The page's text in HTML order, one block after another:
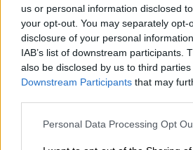
us or personal information disclosed
your opt-out. You may separately opt-
disclosure of your personal
IAB’s list of downstream participants.
also be disclosed by us to third
Downstream Participants that may
Personal Data Processing Opt
Τραγωδία στην Πάρο: Πνίγηκε
παιδί σε πισίνα – Προσήχθησαν
ιδιοκτήτης και γονείς
αυτονομία